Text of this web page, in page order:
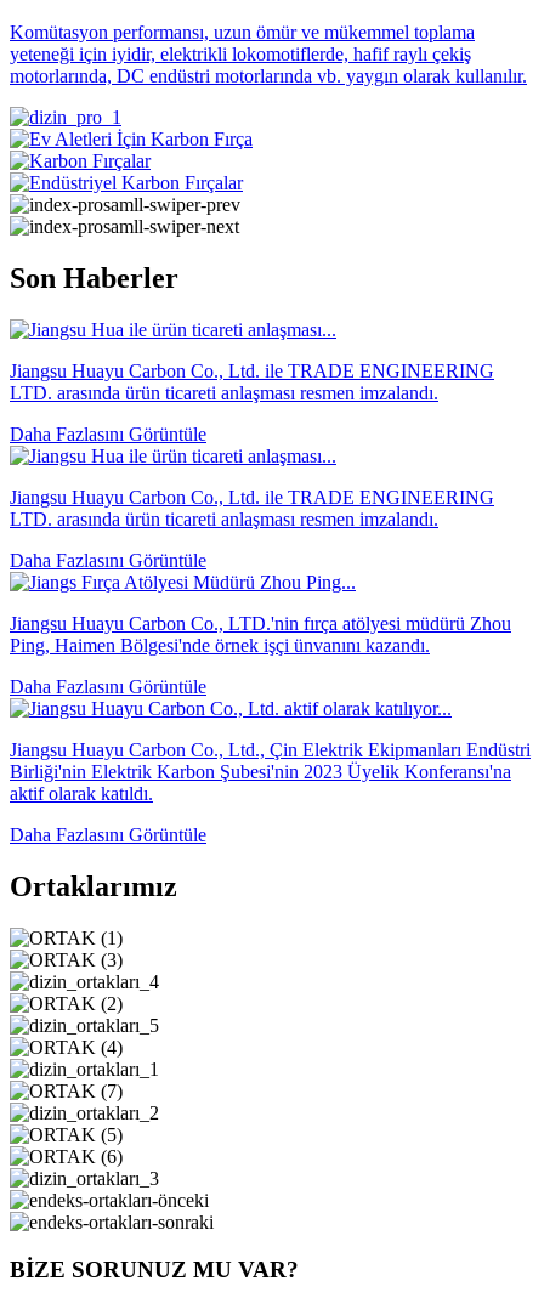
Komütasyon performansı, uzun ömür ve mükemmel toplama
yeteneği için iyidir, elektrikli lokomotiflerde, hafif raylı çekiş
motorlarında, DC endüstri motorlarında vb. yaygın olarak kullanılır.
Son Haberler
Jiangsu Huayu Carbon Co., Ltd. ile TRADE ENGINEERING
LTD. arasında ürün ticareti anlaşması resmen imzalandı.
Daha Fazlasını Görüntüle
Jiangsu Huayu Carbon Co., Ltd. ile TRADE ENGINEERING
LTD. arasında ürün ticareti anlaşması resmen imzalandı.
Daha Fazlasını Görüntüle
Jiangsu Huayu Carbon Co., LTD.'nin fırça atölyesi müdürü Zhou
Ping, Haimen Bölgesi'nde örnek işçi ünvanını kazandı.
Daha Fazlasını Görüntüle
Jiangsu Huayu Carbon Co., Ltd., Çin Elektrik Ekipmanları Endüstri
Birliği'nin Elektrik Karbon Şubesi'nin 2023 Üyelik Konferansı'na
aktif olarak katıldı.
Daha Fazlasını Görüntüle
Ortaklarımız
BİZE SORUNUZ MU VAR?